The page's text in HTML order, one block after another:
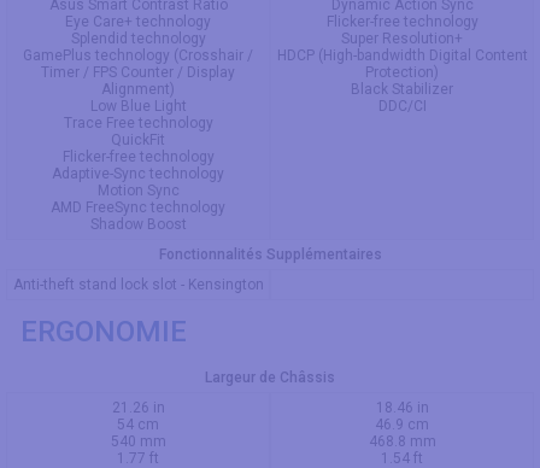
Asus Smart Contrast Ratio
Eye Care+ technology
Splendid technology
GamePlus technology (Crosshair /
Timer / FPS Counter / Display
Alignment)
Low Blue Light
Trace Free technology
QuickFit
Flicker-free technology
Adaptive-Sync technology
Motion Sync
AMD FreeSync technology
Shadow Boost
Dynamic Action Sync
Flicker-free technology
Super Resolution+
HDCP (High-bandwidth Digital Content
Protection)
Black Stabilizer
DDC/CI
Fonctionnalités Supplémentaires
Anti-theft stand lock slot - Kensington
ERGONOMIE
Largeur de Châssis
21.26 in
54 cm
540 mm
1.77 ft
18.46 in
46.9 cm
468.8 mm
1.54 ft